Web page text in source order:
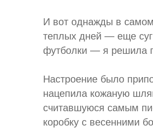
И вот однажды в
теплых дней — еще
футболки — я решила
Настроение было
нацепила кожаную
считавшуюся самым
коробку с весенними